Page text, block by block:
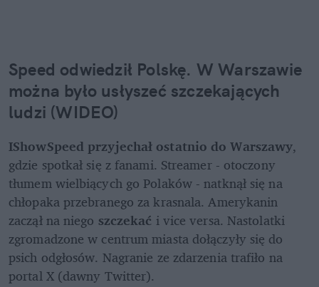
Speed odwiedził Polskę. W Warszawie
można było usłyszeć szczekających
ludzi (WIDEO)
IShowSpeed przyjechał ostatnio do Warszawy,
gdzie spotkał się z fanami. Streamer - otoczony
tłumem wielbiących go Polaków - natknął się na
chłopaka przebranego za krasnala. Amerykanin
zaczął na niego szczekać i vice versa. Nastolatki
zgromadzone w centrum miasta dołączyły się do
psich odgłosów. Nagranie ze zdarzenia trafiło na
portal X (dawny Twitter).